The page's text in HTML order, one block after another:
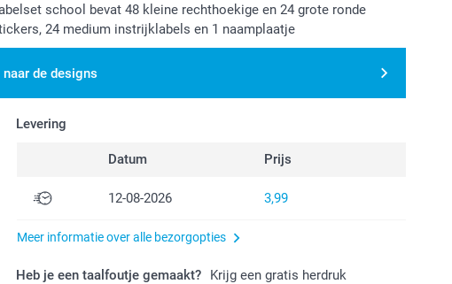
school bevat 48 kleine rechthoekige en 24 grote ronde
24 medium instrijklabels en 1 naamplaatje
naar de designs
Levering
Datum Prijs
12-08-2026 3,99
Meer informatie over alle bezorgopties
Heb je een taalfoutje gemaakt? Krijg een gratis herdruk